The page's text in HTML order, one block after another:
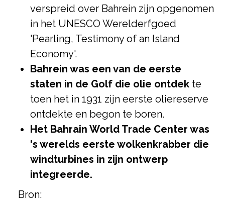
verspreid over Bahrein zijn opgenomen
in het UNESCO Werelderfgoed
'Pearling, Testimony of an Island
Economy'.
Bahrein was een van de eerste
staten in de Golf die olie ontdek te
toen het in 1931 zijn eerste oliereserve
ontdekte en begon te boren.
Het Bahrain World Trade Center was
's werelds eerste wolkenkrabber die
windturbines in zijn ontwerp
integreerde.
Bron: